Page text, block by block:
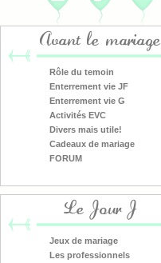
Avant le mariage
Rôle du temoin
Enterrement vie JF
Enterrement vie G
Activités EVC
Divers mais utile!
Cadeaux de mariage
FORUM
Le Jour J
Jeux de mariage
Les professionnels